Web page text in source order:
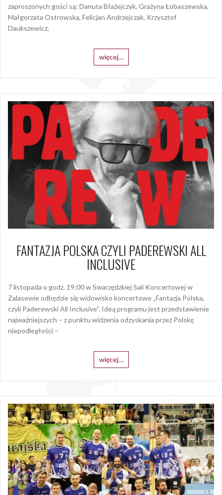
zaproszonych gości są: Danuta Błażejczyk, Grażyna Łobaszewska,
Małgorzata Ostrowska, Felicjan Andrzejczak, Krzysztof
Daukszewicz,
więcej…
FANTAZJA POLSKA CZYLI PADEREWSKI ALL
INCLUSIVE
7 listopada o godz. 19:00 w Swarzędzkiej Sali Koncertowej w
Zalasewie odbędzie się widowisko koncertowe „Fantazja Polska,
czyli Paderewski All Inclusive“. Ideą programu jest przedstawienie
najważniejszych – z punktu widzenia odzyskania przez Polskę
niepodległości –
więcej…